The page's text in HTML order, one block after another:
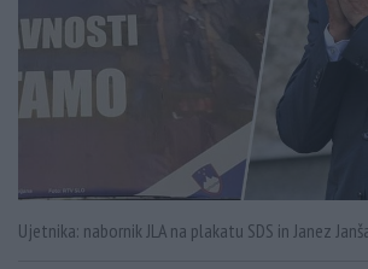
Ujetnika: nabornik JLA na plakatu SDS in Janez